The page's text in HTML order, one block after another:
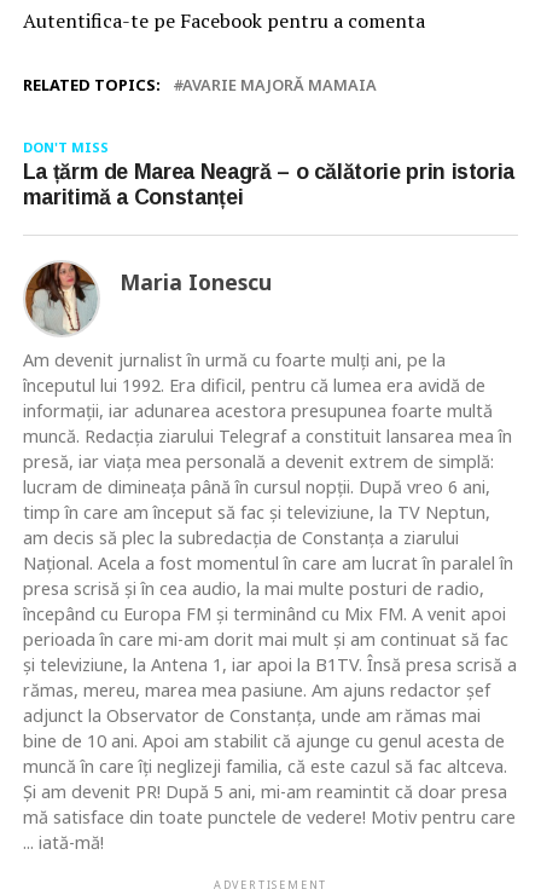
Autentifica-te pe Facebook pentru a comenta
RELATED TOPICS: AVARIE MAJORĂ MAMAIA
DON'T MISS
La țărm de Marea Neagră – o călătorie prin istoria
maritimă a Constanței
Maria Ionescu
Am devenit jurnalist în urmă cu foarte mulţi ani, pe la
începutul lui 1992. Era dificil, pentru că lumea era avidă de
informaţii, iar adunarea acestora presupunea foarte multă
muncă. Redacţia ziarului Telegraf a constituit lansarea mea în
presă, iar viaţa mea personală a devenit extrem de simplă:
lucram de dimineaţa până în cursul nopţii. După vreo 6 ani,
timp în care am început să fac şi televiziune, la TV Neptun,
am decis să plec la subredacţia de Constanţa a ziarului
Naţional. Acela a fost momentul în care am lucrat în paralel în
presa scrisă şi în cea audio, la mai multe posturi de radio,
începând cu Europa FM şi terminând cu Mix FM. A venit apoi
perioada în care mi-am dorit mai mult şi am continuat să fac
şi televiziune, la Antena 1, iar apoi la B1TV. Însă presa scrisă a
rămas, mereu, marea mea pasiune. Am ajuns redactor şef
adjunct la Observator de Constanţa, unde am rămas mai
bine de 10 ani. Apoi am stabilit că ajunge cu genul acesta de
muncă în care îţi neglizeji familia, că este cazul să fac altceva.
Şi am devenit PR! După 5 ani, mi-am reamintit că doar presa
mă satisface din toate punctele de vedere! Motiv pentru care
... iată-mă!
ADVERTISEMENT